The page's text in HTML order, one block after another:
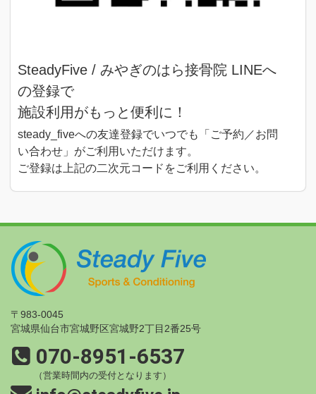
SteadyFive / みやぎのはら接骨院 LINEへ
の登録で
施設利用がもっと便利に！
steady_fiveへの友達登録でいつでも「ご予約／お問
い合わせ」がご利用いただけます。
ご登録は 上記の二次元コードをご利用ください。
〒983-0045
宮城県仙台市宮城野区宮城野2丁目2番25号
070-8951-6537
（営業時間内の受付となります）